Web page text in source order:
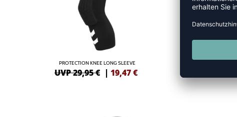
PROTECTION KNEE LONG SLEEVE
UVP 29,95 € | 19,47€